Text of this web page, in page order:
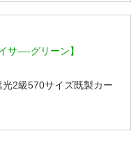
サ―-グリーン】
2級570サイズ既製カー